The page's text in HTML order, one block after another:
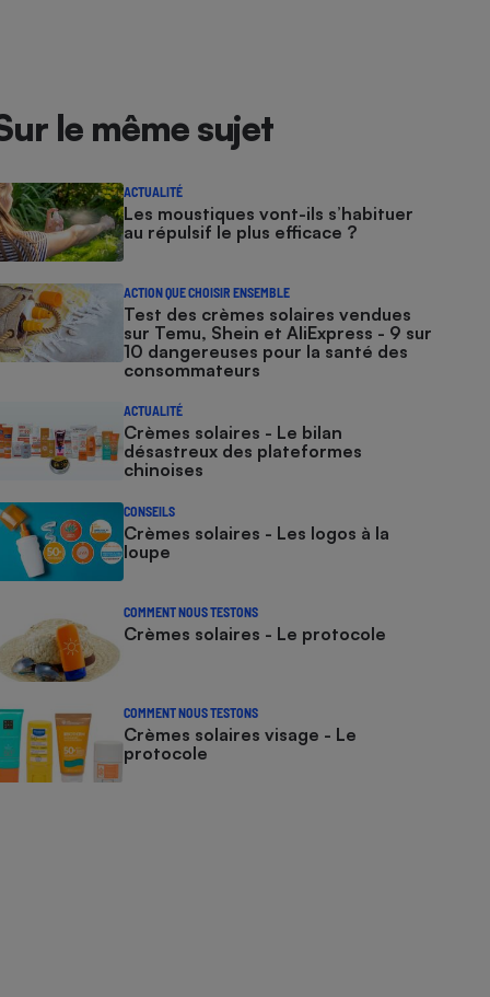
le même sujet
ACTUALITÉ
Les moustiques vont-ils s’habituer
au répulsif le plus efficace ?
ACTION QUE CHOISIR ENSEMBLE
Test des crèmes solaires vendues
sur Temu, Shein et AliExpress - 9 sur
10 dangereuses pour la santé des
consommateurs
ACTUALITÉ
Crèmes solaires - Le bilan
désastreux des plateformes
chinoises
CONSEILS
Crèmes solaires - Les logos à la
loupe
COMMENT NOUS TESTONS
Crèmes solaires - Le protocole
COMMENT NOUS TESTONS
Crèmes solaires visage - Le
protocole